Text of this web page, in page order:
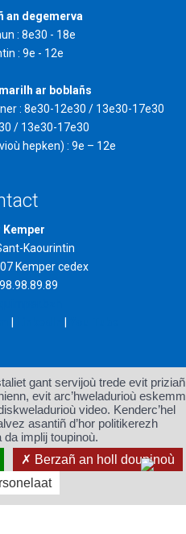
an degemerva
: 8e30 - 18e
: 9e - 12e
ar boblañs
: 8e30-12e30 / 13e30-17e30
/ 13e30-17e30
hepken) : 9e – 12e
Kaourintin
Kemper cedex
Menegoù lezennel ha
kredadoù
Kemper-breizh-izel.bzh
gant servijoù trede evit priziañ
evit arc’hweladurioù eskemm
video. Kenderc’hel
asantiñ d’hor politikerezh
da implij toupinoù.
Berzañ an holl doupinoù